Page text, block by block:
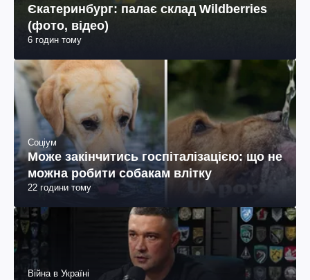
Єкатеринбург: палає склад Wildberries
(фото, відео)
6 годин тому
Соціум
Може закінчитись госпіталізацією: що не
можна робити собакам влітку
22 години тому
Війна в Україні